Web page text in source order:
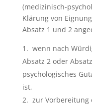
(medizinisch-
Klärung von
Absatz 1 und 2
wenn nach
Absatz 2 oder
psychologisches
ist,
zur Vorbereitung